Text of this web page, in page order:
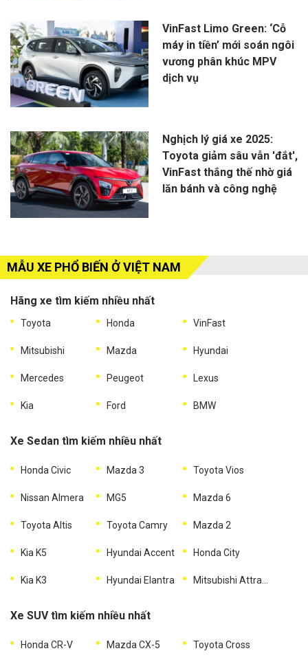
VinFast Limo Green: ‘Cỗ
máy in tiền’ mới soán ngôi
vương phân khúc MPV
dịch vụ
Nghịch lý giá xe 2025:
Toyota giảm sâu vẫn 'đắt',
VinFast thắng thế nhờ giá
lăn bánh và công nghệ
MẪU XE PHỔ BIẾN Ở VIỆT NAM
Hãng xe tìm kiếm nhiều nhất
Toyota Honda VinFast
Mitsubishi Mazda Hyundai
Mercedes Peugeot Lexus
Kia Ford BMW
Xe Sedan tìm kiếm nhiều nhất
Honda Civic Mazda 3 Toyota Vios
Nissan Almera MG5 Mazda 6
Toyota Altis Toyota Camry Mazda 2
Kia K5 Hyundai Accent Honda City
Kia K3 Hyundai Elantra
Xe SUV tìm kiếm nhiều nhất
Honda CR-V Mazda CX-5 Toyota Cross